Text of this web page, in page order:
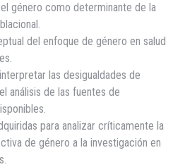
género como determinante de la
del enfoque de género en salud
las desigualdades de
análisis de las fuentes de
para analizar críticamente la
de género a la investigación en